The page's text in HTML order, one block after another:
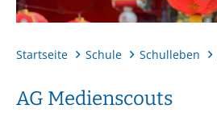
Startseite Schule Schulleben
AG Medienscouts